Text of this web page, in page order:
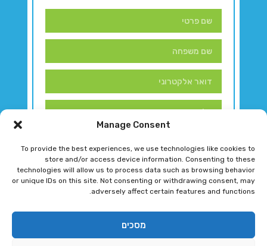
Manage Consent
To provide the best experiences, we use technologies like cookies to
store and/or access device information. Consenting to these
technologies will allow us to process data such as browsing behavior
or unique IDs on this site. Not consenting or withdrawing consent, may
adversely affect certain features and functions.
מסכים